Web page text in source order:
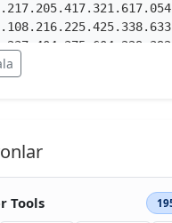
1.02
Tools